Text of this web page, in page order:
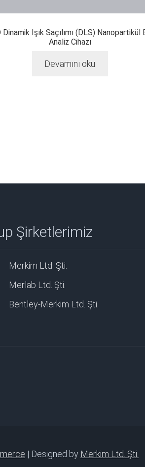
Dinamik Işık Saçılımı (DLS) Nanopartikül
Analiz Cihazı
Devamını oku
Şirketlerimiz
Merkim Ltd. Şti.
Merlab Ltd. Şti.
Bentley-Merkim Ltd. Şti.
| Designed by Merkim Ltd. Şti.